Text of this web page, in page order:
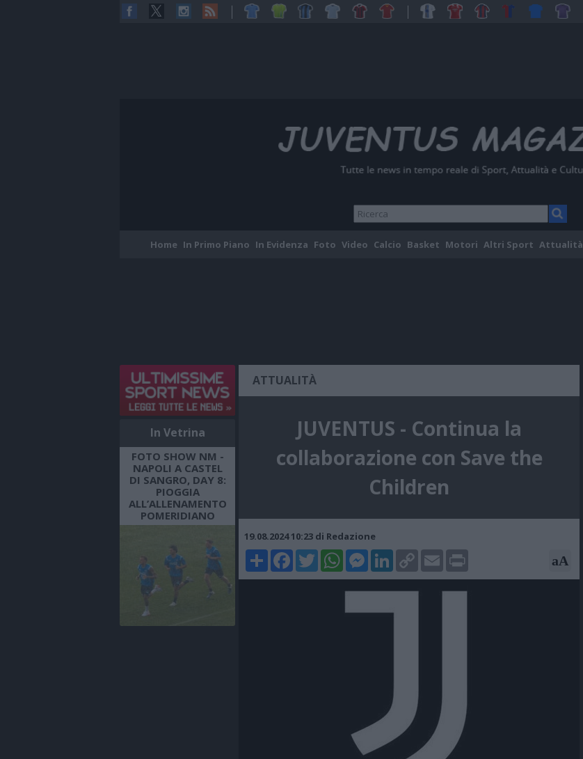
Home In Primo Piano In Evidenza Foto Video Calcio Basket Motori Altri Sport Attualità
In Vetrina
FOTO SHOW NM -
NAPOLI A CASTEL
DI SANGRO, DAY 8:
PIOGGIA
ALL’ALLENAMENTO
POMERIDIANO
ATTUALITÀ
JUVENTUS - Continua la
collaborazione con Save the
Children
19.08.2024 10:23 di Redazione
ShareFacebookTwitterWhatsAppMessenger
LinkedIn
Copy
Link
Email Print aA